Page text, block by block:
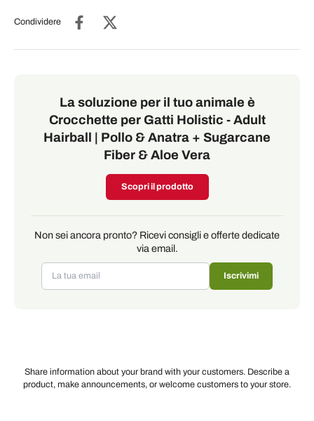
Condividere
La soluzione per il tuo animale è
Crocchette per Gatti Holistic - Adult
Hairball | Pollo & Anatra + Sugarcane
Fiber & Aloe Vera
Scopri il prodotto
Non sei ancora pronto? Ricevi consigli e offerte dedicate
via email.
Iscrivimi
Share information about your brand with your customers. Describe a
product, make announcements, or welcome customers to your store.